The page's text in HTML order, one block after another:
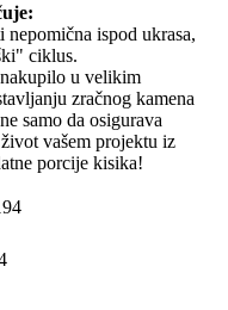
ispod ukrasa,
ciklus.
u velikim
zračnog kamena
samo da osigurava
vašem projektu iz
porcije kisika!